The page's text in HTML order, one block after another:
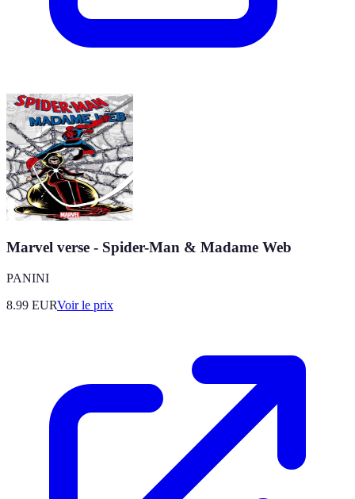
Marvel verse - Spider-Man & Madame Web
PANINI
8.99 EURVoir le prix